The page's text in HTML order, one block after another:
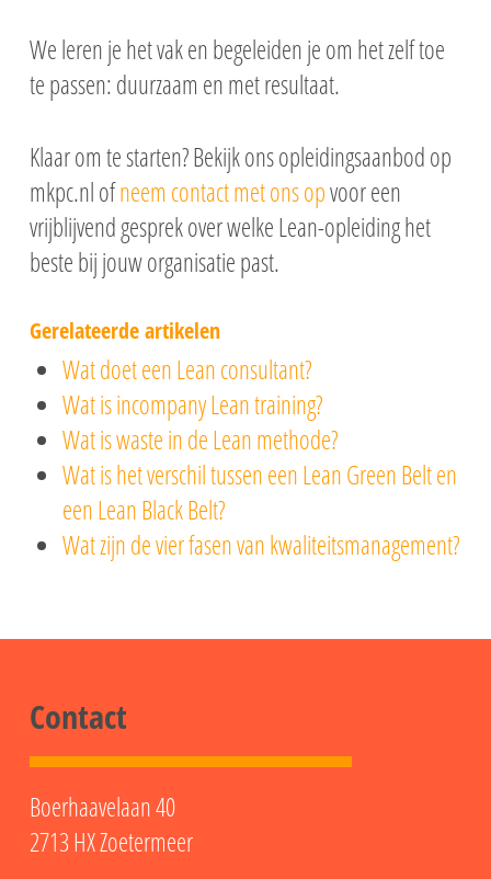
We leren je het vak en begeleiden je om het zelf toe
te passen: duurzaam en met resultaat.
Klaar om te starten? Bekijk ons opleidingsaanbod op
mkpc.nl ofneem contact met ons opvoor een
vrijblijvend gesprek over welke Lean-opleiding het
beste bij jouw organisatie past.
Gerelateerde artikelen
Wat doet een Lean consultant?
Wat is incompany Lean training?
Wat is waste in de Lean methode?
Wat is het verschil tussen een Lean Green Belt en
een Lean Black Belt?
Wat zijn de vier fasen van kwaliteitsmanagement?
Contact
Boerhaavelaan 40
2713 HX Zoetermeer